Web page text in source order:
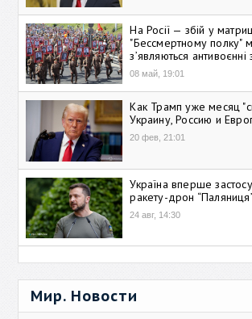
На Росії — збій у
"Бессмертному полку"
зʼявляються антивоєнні
08 май, 19:01
Как Трамп уже месяц
Украину, Россию и
20 фев, 21:01
Україна вперше
ракету-дрон
24 авг, 14:30
Мир. Новости